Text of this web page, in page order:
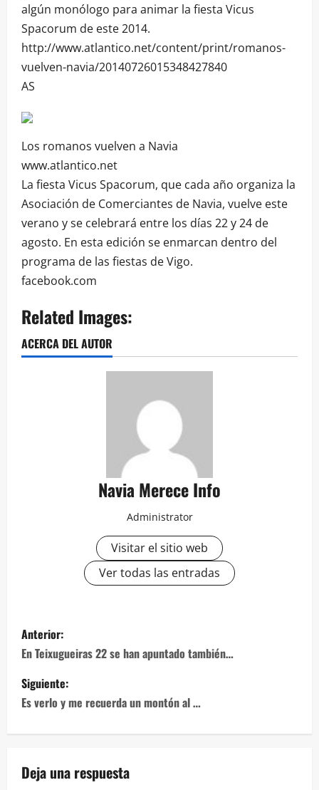
algún monólogo para animar la fiesta Vicus
Spacorum de este 2014.
http://www.atlantico.net/content/print/romanos-
vuelven-navia/20140726015348427840
AS
Los romanos vuelven a Navia
www.atlantico.net
La fiesta Vicus Spacorum, que cada año organiza la
Asociación de Comerciantes de Navia, vuelve este
verano y se celebrará entre los días 22 y 24 de
agosto. En esta edición se enmarcan dentro del
programa de las fiestas de Vigo.
facebook.com
Related Images:
ACERCA DEL AUTOR
Navia Merece Info
Administrator
Visitar el sitio web
Ver todas las entradas
Navegación
de
entradas
Anterior:
En Teixugueiras 22 se han apuntado también…
Siguiente:
Es verlo y me recuerda un montón al …
Deja una respuesta